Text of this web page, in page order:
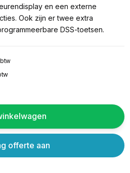
en een externe
Ook zijn er twee extra
DSS-toetsen.
offerte aan